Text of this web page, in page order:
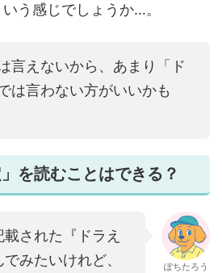
う感じでしょうか…。
言えないから、あまり「ド
は言わない方がいいかも
を読むことはできる？
載された『ドラえ
みたいけれど、
ぽちたろう